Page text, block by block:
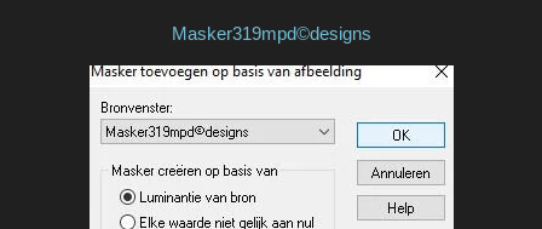
Masker319mpd©designs